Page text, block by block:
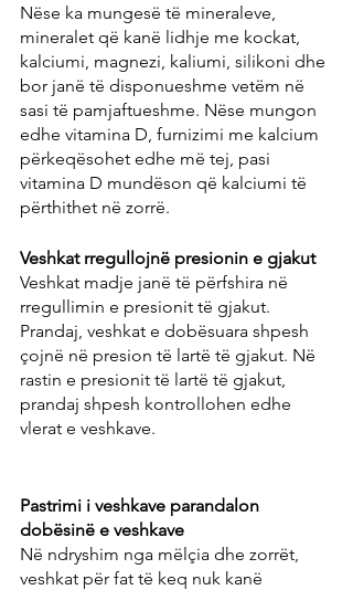
Nëse ka mungesë të mineraleve,
mineralet që kanë lidhje me kockat,
kalciumi, magnezi, kaliumi, silikoni dhe
bor janë të disponueshme vetëm në
sasi të pamjaftueshme. Nëse mungon
edhe vitamina D, furnizimi me kalcium
përkeqësohet edhe më tej, pasi
vitamina D mundëson që kalciumi të
përthithet në zorrë.
Veshkat rregullojnë presionin e gjakut
Veshkat madje janë të përfshira në
rregullimin e presionit të gjakut.
Prandaj, veshkat e dobësuara shpesh
çojnë në presion të lartë të gjakut. Në
rastin e presionit të lartë të gjakut,
prandaj shpesh kontrollohen edhe
vlerat e veshkave.
Pastrimi i veshkave parandalon
dobësinë e veshkave
Në ndryshim nga mëlçia dhe zorrët,
veshkat për fat të keq nuk kanë